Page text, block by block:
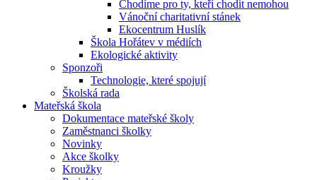
Chodíme pro ty, kteří chodit nemohou
Vánoční charitativní stánek
Ekocentrum Huslík
Škola Hořátev v médiích
Ekologické aktivity
Sponzoři
Technologie, které spojují
Školská rada
Mateřská škola
Dokumentace mateřské školy
Zaměstnanci školky
Novinky
Akce školky
Kroužky